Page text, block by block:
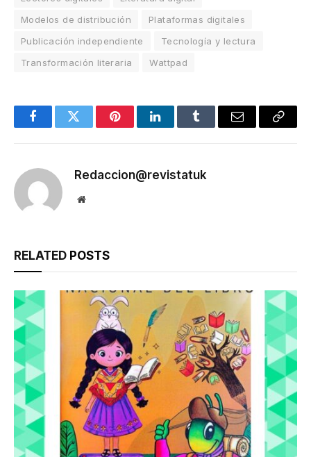
Modelos de distribución
Plataformas digitales
Publicación independiente
Tecnología y lectura
Transformación literaria
Wattpad
FacebookTwitter PinterestLinkedInTumblr Email
Copy
Redaccion@revistatuk
Website
RELATED POSTS